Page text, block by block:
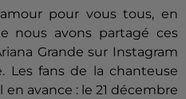
pour vous tous, en
nous avons partagé ces
Grande sur Instagram
Les fans de la chanteuse
avance : le 21 décembre